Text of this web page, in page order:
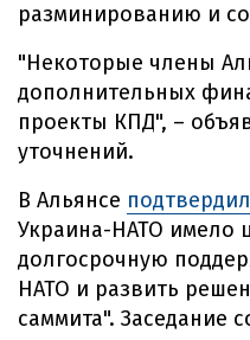
разминированию и
"Некоторые члены
дополнительных
проекты КПД", –
уточнений.
В Альянсе
Украина-НАТО имело
долгосрочную
НАТО и развить
саммита". Заседание